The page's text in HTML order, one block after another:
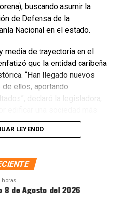
al instante
Roo directamente
de WhatsApp
buscando asumir la
de Defensa de la
Nacional en el estado.
media de trayectoria en el
que la entidad caribeña
“Han llegado nuevos
ellos, aportando
declaró la legisladora,
vulnerables. Asimismo,
por abanderar el fuerte
la concesionaria Aguakan,
al deficiente suministro
LEYENDO
horas
8 de Agosto del 2026